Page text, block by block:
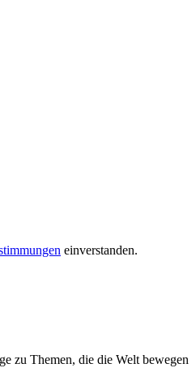
einverstanden.
zu Themen, die die Welt bewegen